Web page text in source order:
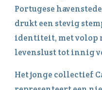
Portugese
drukt een stevig
identiteit, met volop
levenslust tot innig
Het jonge collectief